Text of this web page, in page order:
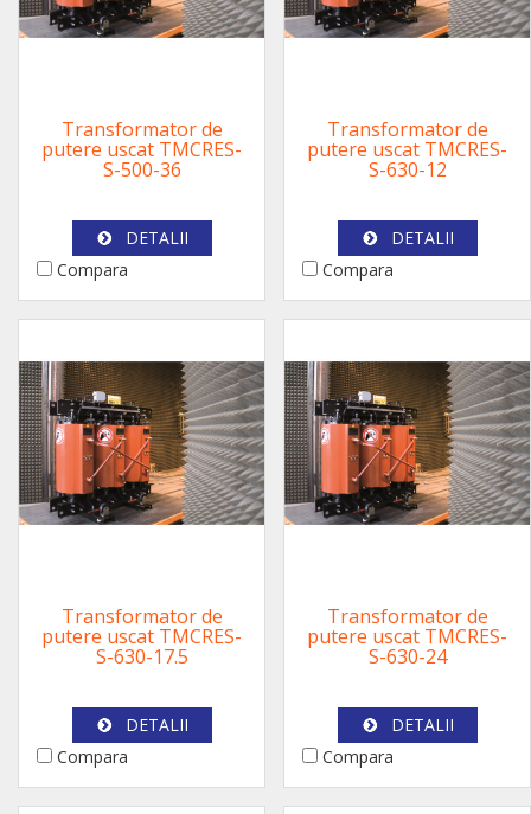
Transformator de
putere uscat TMCRES-
S-500-36
DETALII
Compara
Transformator de
putere uscat TMCRES-
S-630-12
DETALII
Compara
Transformator de
putere uscat TMCRES-
S-630-17.5
DETALII
Compara
Transformator de
putere uscat TMCRES-
S-630-24
DETALII
Compara